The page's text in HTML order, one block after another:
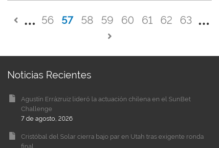
56 57 58 59 60 61 62 63
Noticias Recientes
Agustín Errázruiz lideró la actuación chilena en el SunBet
Challenge
7 de agosto, 2026
Cristóbal del Solar cierra bajo par en Utah tras exigente ronda
final